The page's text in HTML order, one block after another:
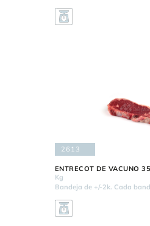
2613
ENTRECOT DE VACUNO
Kg
Bandeja de +/-2k. Cada